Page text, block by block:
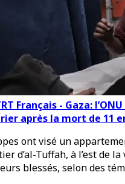
Français - Gaza:
après la mort de 11
ont visé un
d’al-Tuffah, à l’est de la
blessés, selon des